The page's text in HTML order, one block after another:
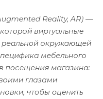
Reality, AR) —
виртуальные
реальной окружающей
мебельного
посещения магазина:
глазами
чтобы оценить